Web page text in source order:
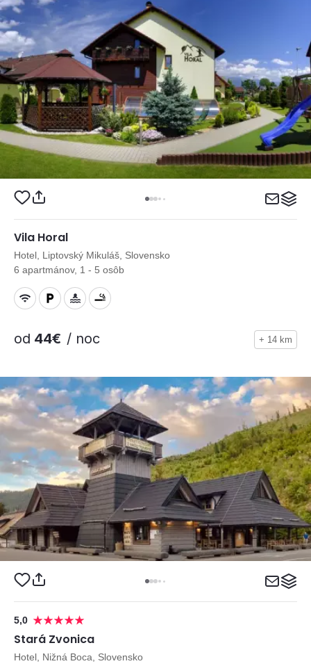
Vila Horal
Hotel, Liptovský Mikuláš, Slovensko
6 apartmánov, 1 - 5 osôb
od 44€ / noc + 14 km
5,0
Stará Zvonica
Hotel, Nižná Boca, Slovensko